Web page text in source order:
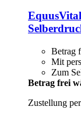
Betrag
Mit
Zum
Betrag frei
Zustellung